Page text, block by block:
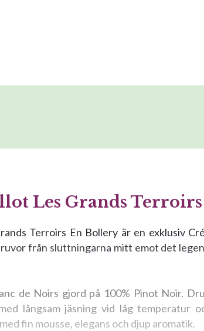
Les Grands
Terroirs En Bollery är en exklusiv
från sluttningarna mitt emot det
de Noirs gjord på 100% Pinot Noir.
långsam jäsning vid låg temperatur
fin mousse, elegans och djup aromatik.